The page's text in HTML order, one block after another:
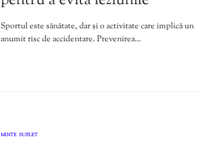
Sportul este sănătate, dar și o activitate care implică un
anumit risc de accidentare. Prevenirea…
MINTE SUFLET